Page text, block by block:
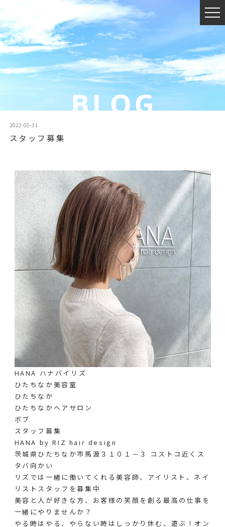
2022-05-31
スタッフ募集
HANA ハナバイリズ
ひたちなか美容室
ひたちなか
ひたちなかヘアサロン
ボブ
スタッフ募集
HANA by RIZ hair design
茨城県ひたちなか市馬渡３１０１－３ コストコ近くス
タバ向かい
リズでは一緒に働いてくれる美容師、アイリスト、ネイ
リストスタッフを募集中
美容と人が好きな方、お客様の笑顔を創る最高の仕事を
一緒にやりませんか？
やる時はやる、やらない時はしっかり休む、遊ぶ！オン